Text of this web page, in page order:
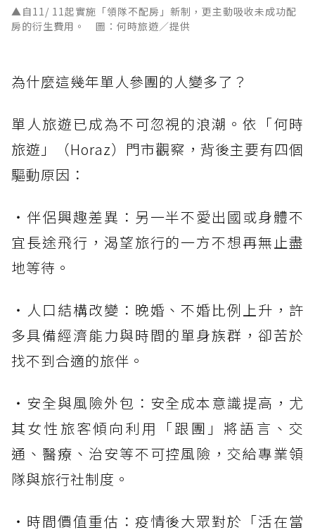
▲自11/ 11起實施「領隊不配房」新制，更主動吸收未成功配
房的衍生費用。 圖：何時旅遊／提供
為什麼這幾年單人參團的人變多了？
單人旅遊已成為不可忽視的浪潮。依「何時
旅遊」（Horaz）門市觀察，背後主要有四個
驅動原因：
・伴侶興趣差異：另一半不愛出國或身體不
宜長途飛行，渴望旅行的一方不想再無止盡
地等待。
・人口結構改變：晚婚、不婚比例上升，許
多具備經濟能力與時間的單身族群，卻苦於
找不到合適的旅伴。
・安全與風險外包：安全成本意識提高，尤
其女性旅客傾向利用「跟團」將語言、交
通、醫療、治安等不可控風險，交給專業領
隊與旅行社制度。
・時間價值重估：疫情後大眾對於「活在當